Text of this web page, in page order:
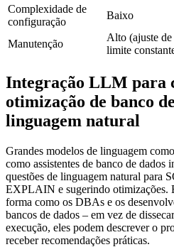
Complexidade de
configuração
Baixo
Manutenção
Alto (ajuste de
limite
Integração LLM para
otimização de banco
linguagem natural
Grandes modelos de linguagem
como assistentes de banco de dados
questões de linguagem natural para
EXPLAIN e sugerindo otimizações.
forma como os DBAs e os
bancos de dados – em vez de
execução, eles podem descrever o
receber recomendações práticas.